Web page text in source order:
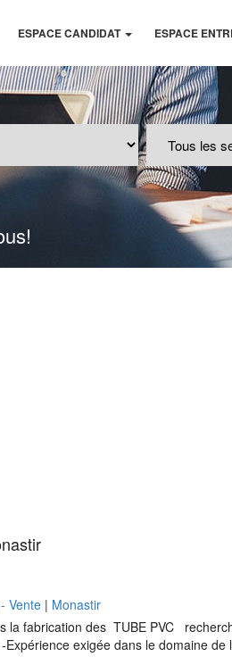
ESPACE CANDIDAT ESPACE
Vente | Monastir
la fabrication des TUBE PVC
Expérience exigée dans le domaine